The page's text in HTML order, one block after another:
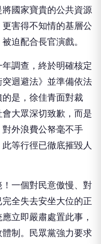
國家寶貴的公共資源
害得不知情的基層公
迫配合長官演戲。
調查，終於明確核定
迴避法》並準備依法
是，徐佳青面對裁
大眾深切致歉，而是
外浪費公帑毫不手
等行徑已徹底摧毀人
一個對民意傲慢、對
全失去安坐大位的正
立即嚴肅處置此事，
制。民眾黨強力要求